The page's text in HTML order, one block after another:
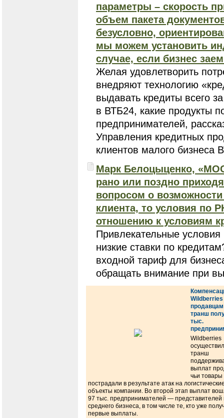
параметры – скорость
объем пакета
безусловно,
мы можем установить
случае, если бизнес
Желая удовлетворить
внедряют технологию
выдавать кредиты всего
в ВТБ24, какие продукты
предпринимателей,
Управления кредитных
клиентов малого
Марк Белоцыценко,
рано или поздно
вопросом о
клиента, то условия по
отношению к условиям
Привлекательные
низкие ставки по
входной тариф для
обращать внимание при
Wildberries
транш
тыс.
Wildberries
транш
выплат
чьи товары
пострадали в результате атак на
объекты компании. Во второй этап выплат
97 тыс. предпринимателей — представителей
среднего бизнеса, в том числе те, кто уже
первые выплаты.